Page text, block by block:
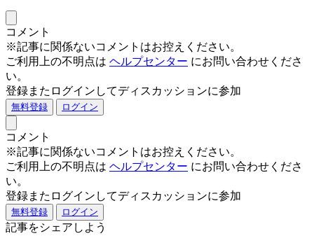
コメント
※記事に関係ないコメントはお控えください。
ご利用上の不明点は ヘルプセンター にお問い合わせくださ
い。
登録またログインしてディスカッションに参加
無料登録 ログイン
コメント
※記事に関係ないコメントはお控えください。
ご利用上の不明点は ヘルプセンター にお問い合わせくださ
い。
登録またログインしてディスカッションに参加
無料登録 ログイン
記事をシェアしよう